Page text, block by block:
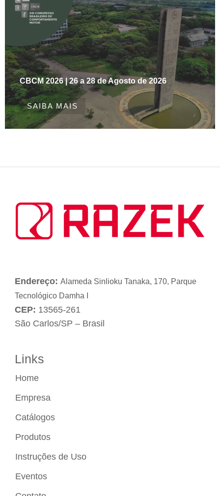
CBCM 2026 | 26 a 28 de Agosto de 2026
SAIBA MAIS
Endereço: Alameda Sinlioku Tanaka, 170, Parque
Tecnológico Damha I
CEP: 13565-261
São Carlos/SP – Brasil
Links
Home
Empresa
Catálogos
Produtos
Instruções de Uso
Eventos